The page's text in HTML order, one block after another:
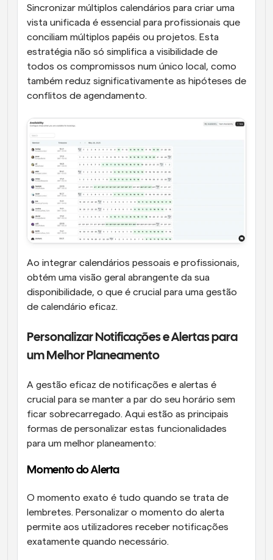
Sincronizar múltiplos calendários para criar uma
vista unificada é essencial para profissionais que
conciliam múltiplos papéis ou projetos. Esta
estratégia não só simplifica a visibilidade de
todos os compromissos num único local, como
também reduz significativamente as hipóteses de
conflitos de agendamento.
Ao integrar calendários pessoais e profissionais,
obtém uma visão geral abrangente da sua
disponibilidade, o que é crucial para uma gestão
de calendário eficaz.
Personalizar Notificações e Alertas para
um Melhor Planeamento
A gestão eficaz de notificações e alertas é
crucial para se manter a par do seu horário sem
ficar sobrecarregado. Aqui estão as principais
formas de personalizar estas funcionalidades
para um melhor planeamento:
Momento do Alerta
O momento exato é tudo quando se trata de
lembretes. Personalizar o momento do alerta
permite aos utilizadores receber notificações
exatamente quando necessário.